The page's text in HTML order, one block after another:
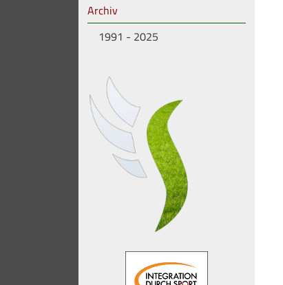
Archiv
1991 - 2025